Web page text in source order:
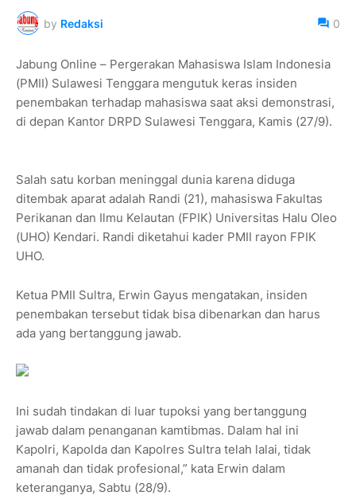
by Redaksi 0
Jabung Online – Pergerakan Mahasiswa Islam Indonesia
(PMII) Sulawesi Tenggara mengutuk keras insiden
penembakan terhadap mahasiswa saat aksi demonstrasi,
di depan Kantor DRPD Sulawesi Tenggara, Kamis (27/9).
Salah satu korban meninggal dunia karena diduga
ditembak aparat adalah Randi (21), mahasiswa Fakultas
Perikanan dan Ilmu Kelautan (FPIK) Universitas Halu Oleo
(UHO) Kendari. Randi diketahui kader PMII rayon FPIK
UHO.
Ketua PMII Sultra, Erwin Gayus mengatakan, insiden
penembakan tersebut tidak bisa dibenarkan dan harus
ada yang bertanggung jawab.
Ini sudah tindakan di luar tupoksi yang bertanggung
jawab dalam penanganan kamtibmas. Dalam hal ini
Kapolri, Kapolda dan Kapolres Sultra telah lalai, tidak
amanah dan tidak profesional,” kata Erwin dalam
keteranganya, Sabtu (28/9).